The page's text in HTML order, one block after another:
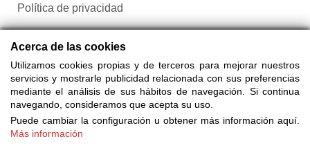
Política de privacidad
Configurar cookies
Acerca de las cookies
Utilizamos cookies propias y de terceros para mejorar nuestros
servicios y mostrarle publicidad relacionada con sus preferencias
mediante el análisis de sus hábitos de navegación. Si continua
navegando, consideramos que acepta su uso.
Puede cambiar la configuración u obtener más información aquí.
Más información